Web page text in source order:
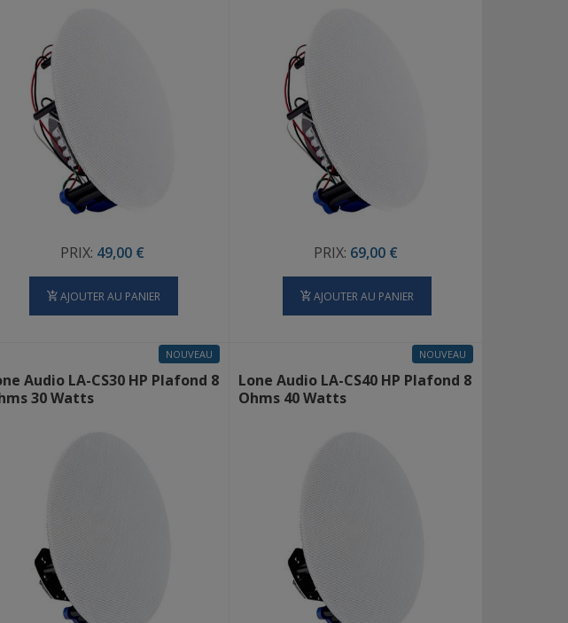
PRIX: 49,00 €
AJOUTER AU PANIER
PRIX: 69,00 €
AJOUTER AU PANIER
NOUVEAU
Audio LA-CS30 HP Plafond 8
30 Watts
NOUVEAU
Lone Audio LA-CS40 HP Plafond 8
Ohms 40 Watts